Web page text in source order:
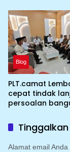
Nasional ke XII
perkemahan
Blog
PLT.camat
cepat tindak
persoalan
Alamat email